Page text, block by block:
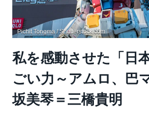
Pichit Tongma / Shutterstock.com
私を感動させた「日
ごい力～アムロ、巴
坂美琴＝三橋貴明